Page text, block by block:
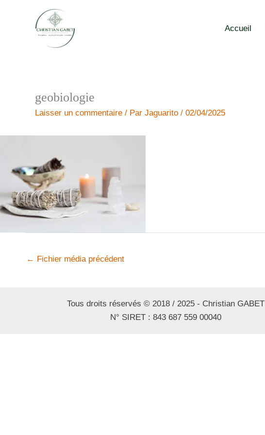
Accueil
geobiologie
Laisser un commentaire / Par Jaguarito / 02/04/2025
← Fichier média précédent
Tous droits réservés © 2018 / 2025 - Christian GABET
N° SIRET : 843 687 559 00040